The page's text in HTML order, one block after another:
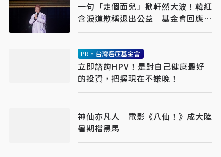
一句「走個面兒」掀軒然大波！韓紅
含淚道歉稱退出公益 基金會回應：
仍在第一線義診
PR・台灣癌症基金會
立即諮詢HPV！是對自己健康最好
的投資，把握現在不嫌晚！
神仙亦凡人 電影《八仙！》成大陸
暑期檔黑馬